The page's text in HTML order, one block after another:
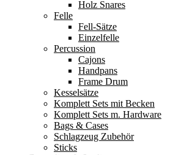
Holz Snares
Felle
Fell-Sätze
Einzelfelle
Percussion
Cajons
Handpans
Frame Drum
Kesselsätze
Komplett Sets mit Becken
Komplett Sets m. Hardware
Bags & Cases
Schlagzeug Zubehör
Sticks